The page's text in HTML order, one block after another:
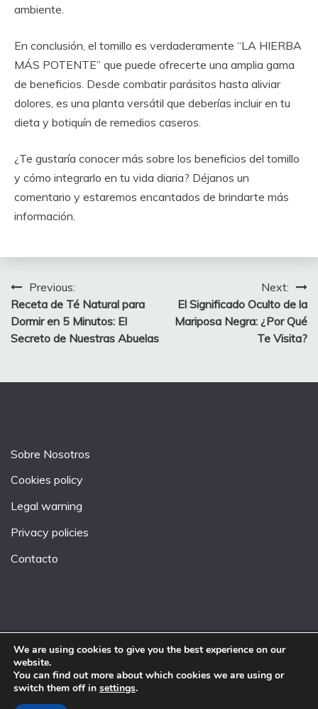
ambiente.
En conclusión, el tomillo es verdaderamente “LA HIERBA
MÁS POTENTE” que puede ofrecerte una amplia gama
de beneficios. Desde combatir parásitos hasta aliviar
dolores, es una planta versátil que deberías incluir en tu
dieta y botiquín de remedios caseros.
¿Te gustaría conocer más sobre los beneficios del tomillo
y cómo integrarlo en tu vida diaria? Déjanos un
comentario y estaremos encantados de brindarte más
información.
Post
navigation
Previous:
Receta de Té Natural para
Dormir en 5 Minutos: El
Secreto de Nuestras Abuelas
Next:
El Significado Oculto de la
Mariposa Negra: ¿Por Qué
Te Visita?
Sobre Nosotros
Cookies policy
Legal warning
Privacy policies
Contacto
Proudly powered by WordPress
Theme: Fairy by
We are using cookies to give you the best experience on our
website.
You can find out more about which cookies we are using or
switch them off in settings.